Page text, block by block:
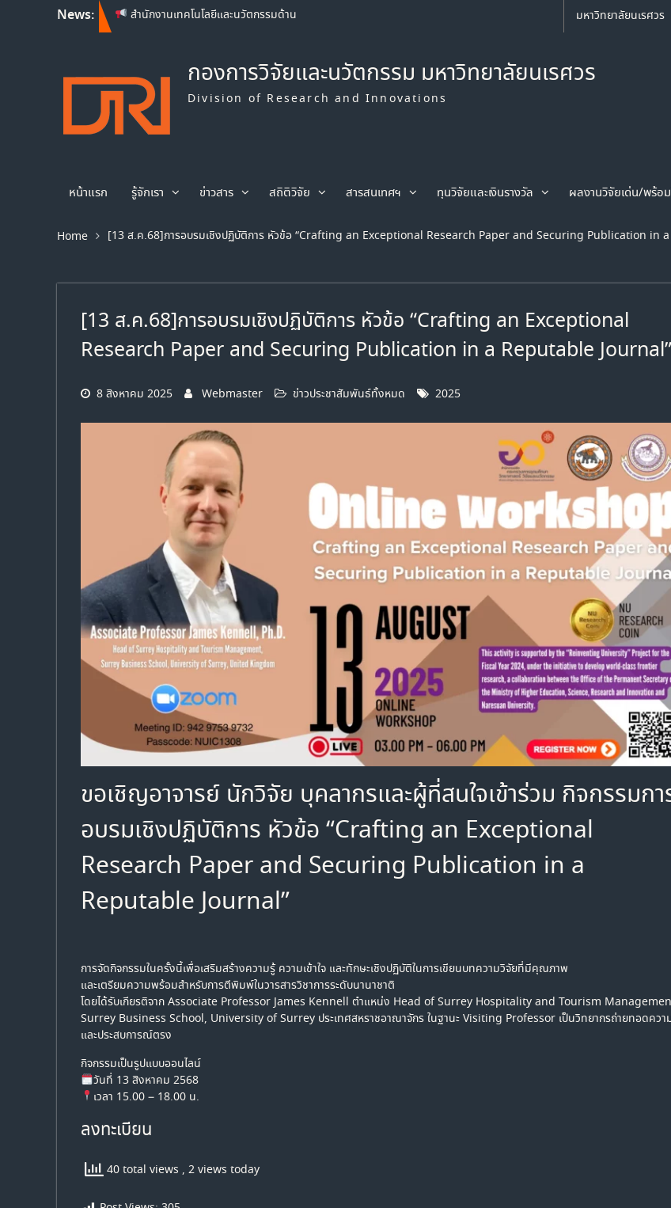
News:
สำนักงานเทคโนโลยีและนวัตกรรมด้าน
Franco-Thai Young Talent Research
Fellowship Program 2027
มหาวิทยาลัยนเรศวร
กองการวิจัยและนวัตกรรม มหาวิทยาลัยนเรศวร
Division of Research and Innovations
หน้าแรก รู้จักเรา ข่าวสาร สถิติวิจัย สารสนเทศฯ ทุนวิจัยและเงินรางวัล ผลงานวิจัยเด่น/พร้อม
Home [13 ส.ค.68]การอบรมเชิงปฏิบัติการ หัวข้อ “Crafting an Exceptional Research Paper and Securing Publication in
[13 ส.ค.68]การอบรมเชิงปฏิบัติการ หัวข้อ “Crafting an Exceptional
Research Paper and Securing Publication in a Reputable Journal”
8 สิงหาคม 2025 Webmaster ข่าวประชาสัมพันธ์ทั้งหมด 2025
ขอเชิญอาจารย์ นักวิจัย บุคลากรและผู้ที่สนใจเข้าร่วม กิจกรรมกา
อบรมเชิงปฏิบัติการ หัวข้อ “Crafting an Exceptional
Research Paper and Securing Publication in a
Reputable Journal”
การจัดกิจกรรมในครั้งนี้เพื่อเสริมสร้างความรู้ ความเข้าใจ และทักษะเชิงปฏิบัติในการเขียนบทความวิจัยที่มีคุณภาพ
และเตรียมความพร้อมสำหรับการตีพิมพ์ในวารสารวิชาการระดับนานาชาติ
โดยได้รับเกียรติจาก Associate Professor James Kennell ตำแหน่ง Head of Surrey Hospitality and Tourism
Surrey Business School, University of Surrey ประเทศสหราชอาณาจักร ในฐานะ Visiting Professor เป็นวิทยากรถ่ายทอดควา
และประสบการณ์ตรง
กิจกรรมเป็นรูปแบบออนไลน์
วันที่ 13 สิงหาคม 2568
เวลา 15.00 – 18.00 น.
ลงทะเบียน
40 total views , 2 views today